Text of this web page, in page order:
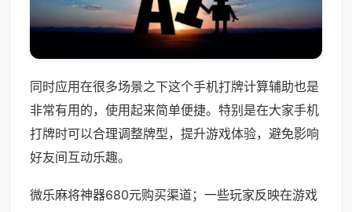
同时应用在很多场景之下这个手机打牌计算辅助也是
非常有用的，使用起来简单便捷。特别是在大家手机
打牌时可以合理调整牌型，提升游戏体验，避免影响
好友间互动乐趣。
微乐麻将神器680元购买渠道；一些玩家反映在游戏